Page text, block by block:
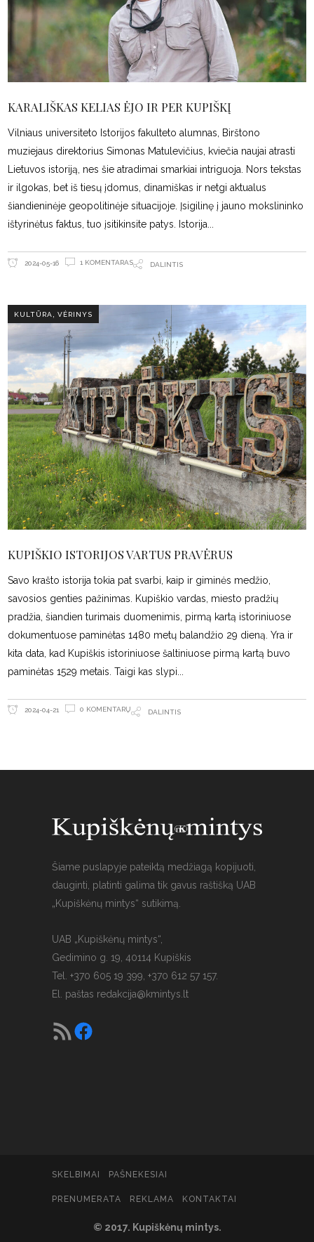
KARALIŠKAS KELIAS ĖJO IR PER KUPIŠKĮ
Vilniaus universiteto Istorijos fakulteto alumnas, Birštono
muziejaus direktorius Simonas Matulevičius, kviečia naujai atrasti
Lietuvos istoriją, nes šie atradimai smarkiai intriguoja. Nors tekstas
ir ilgokas, bet iš tiesų įdomus, dinamiškas ir netgi aktualus
šiandieninėje geopolitinėje situacijoje. Įsigilinę į jauno mokslininko
ištyrinėtus faktus, tuo įsitikinsite patys. Istorija
2024-05-16 1 KOMENTARAS DALINTIS
KULTŪRA,VĖRINYS
KUPIŠKIO ISTORIJOS VARTUS PRAVĖRUS
Savo krašto istorija tokia pat svarbi, kaip ir giminės medžio,
savosios genties pažinimas. Kupiškio vardas, miesto pradžių
pradžia, šiandien turimais duomenimis, pirmą kartą istoriniuose
dokumentuose paminėtas 1480 metų balandžio 29 dieną. Yra ir
kita data, kad Kupiškis istoriniuose šaltiniuose pirmą kartą buvo
paminėtas 1529 metais. Taigi kas slypi
2024-04-21 0 KOMENTARŲ DALINTIS
Šiame puslapyje pateiktą medžiagą kopijuoti,
dauginti, platinti galima tik gavus raštišką UAB
„Kupiškėnų mintys“ sutikimą.
UAB „Kupiškėnų mintys“,
Gedimino g. 19, 40114 Kupiškis
Tel. +370 605 19 399, +370 612 57 157.
El. paštas redakcija@kmintys.lt
SKELBIMAI PAŠNEKESIAI
© 2017. Kupiškėnų mintys.
PRENUMERATA REKLAMA KONTAKTAI